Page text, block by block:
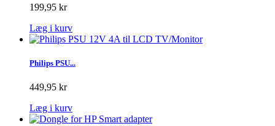
199,95 kr
Læg i kurv
Philips PSU...
449,95 kr
Læg i kurv